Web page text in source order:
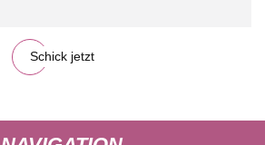
Schick jetzt